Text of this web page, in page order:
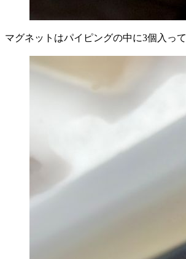
マグネットはパイピングの中に3個入っ